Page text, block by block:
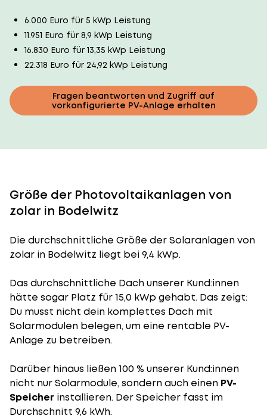
6.000 Euro für 5 kWp Leistung
11.951 Euro für 8,9 kWp Leistung
16.830 Euro für 13,35 kWp Leistung
22.318 Euro für 24,92 kWp Leistung
Fragen beantworten und Zugriff auf
vorkonfigurierte PV-Anlage erhalten
Größe der Photovoltaikanlagen von
zolar in Bodelwitz
Die durchschnittliche Größe der Solaranlagenvon
zolar in Bodelwitz liegt bei 9,4 kWp.
Das durchschnittliche Dach unserer Kund:innen
hätte sogar Platz für 15,0 kWp gehabt. Das zeigt:
Du musst nicht dein komplettes Dach mit
Solarmodulen belegen, um eine rentable PV-
Anlage zu betreiben.
Darüber hinaus ließen 100 % unserer Kund:innen
nicht nur Solarmodule, sondern auch einen PV-
Speicher installieren. Der Speicher fasst im
Durchschnitt 9,6 kWh.